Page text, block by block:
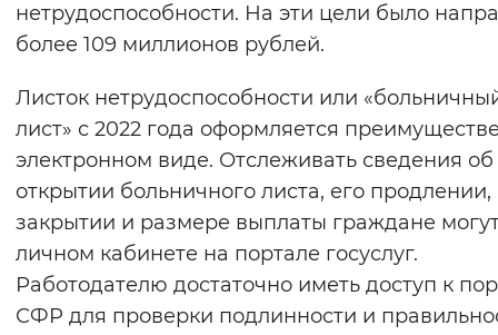
Синий фон
Включены Выключены
Воспроизвести Остановить
Вернуть стандартные настройки
нетрудоспособности. На эти цели было
более 109 миллионов рублей.
Листок нетрудоспособности или
лист» с 2022 года оформляется
электронном виде. Отслеживать сведения об
открытии больничного листа, его продлении,
закрытии и размере выплаты граждане
личном кабинете на портале госуслуг.
Работодателю достаточно иметь доступ к
СФР для проверки подлинности и